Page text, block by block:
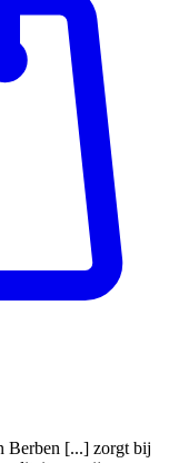
Berben [...] zorgt bij